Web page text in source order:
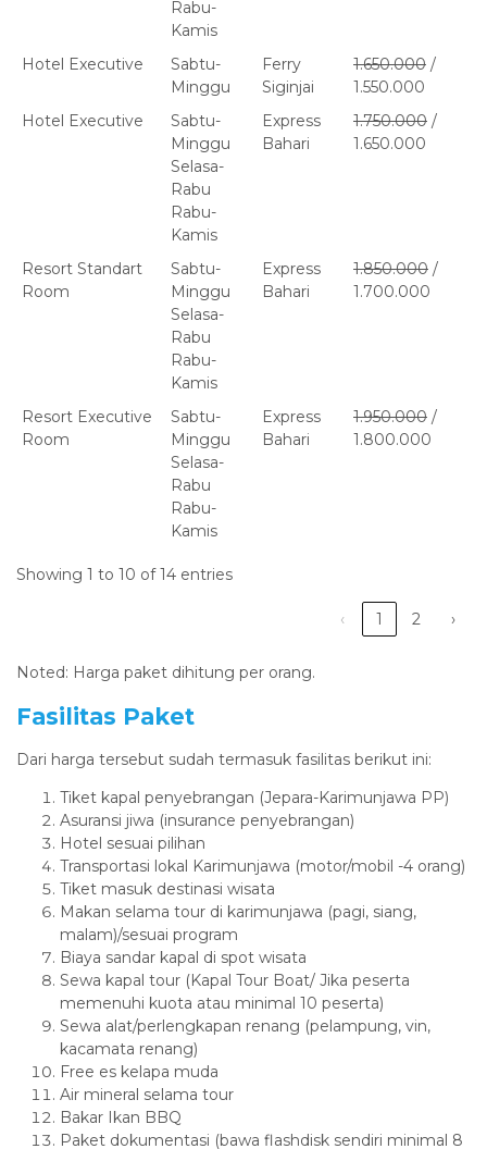
Rabu-
Kamis
Hotel Executive
Sabtu-
Minggu
Ferry
Siginjai
1.650.000 /
1.550.000
Hotel Executive
Sabtu-
Minggu
Selasa-
Rabu
Rabu-
Kamis
Express
Bahari
1.750.000 /
1.650.000
Resort Standart
Room
Sabtu-
Minggu
Selasa-
Rabu
Rabu-
Kamis
Express
Bahari
1.850.000 /
1.700.000
Resort Executive
Room
Sabtu-
Minggu
Selasa-
Rabu
Rabu-
Kamis
Express
Bahari
1.950.000 /
1.800.000
Showing 1 to 10 of 14 entries
‹ 1 2 ›
Noted: Harga paket dihitung per orang.
Fasilitas Paket
Dari harga tersebut sudah termasuk fasilitas berikut ini:
Tiket kapal penyebrangan (Jepara-Karimunjawa PP)
Asuransi jiwa (insurance penyebrangan)
Hotel sesuai pilihan
Transportasi lokal Karimunjawa (motor/mobil -4 orang)
Tiket masuk destinasi wisata
Makan selama tour di karimunjawa (pagi, siang,
malam)/sesuai program
Biaya sandar kapal di spot wisata
Sewa kapal tour (Kapal Tour Boat/ Jika peserta
memenuhi kuota atau minimal 10 peserta)
Sewa alat/perlengkapan renang (pelampung, vin,
kacamata renang)
Free es kelapa muda
Air mineral selama tour
Bakar Ikan BBQ
Paket dokumentasi (bawa flashdisk sendiri minimal 8